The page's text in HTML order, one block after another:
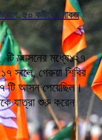
৫০ কর্মীকে শোকজ
টি আসনের মধ্যে১২৭
সালে, গেরুয়া শিবির
টি আসন পেয়েছিল।
যাত্রা শুরু করেন